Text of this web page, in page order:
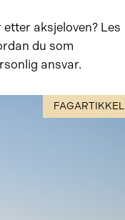
aksjeloven? Les
du som
ansvar.
FAGARTIKKEL